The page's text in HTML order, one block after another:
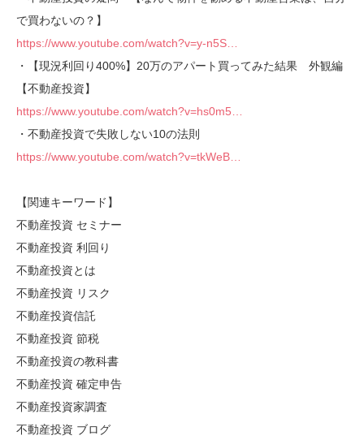
で買わないの？】
https://www.youtube.com/watch?v=y-n5S…
・【現況利回り400%】20万のアパート買ってみた結果 外観編
【不動産投資】
https://www.youtube.com/watch?v=hs0m5…
・不動産投資で失敗しない10の法則
https://www.youtube.com/watch?v=tkWeB…
【関連キーワード】
不動産投資 セミナー
不動産投資 利回り
不動産投資とは
不動産投資 リスク
不動産投資信託
不動産投資 節税
不動産投資の教科書
不動産投資 確定申告
不動産投資家調査
不動産投資 ブログ